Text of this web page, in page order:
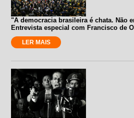
"A democracia brasileira é chata. Não
Entrevista especial com Francisco de
LER MAIS